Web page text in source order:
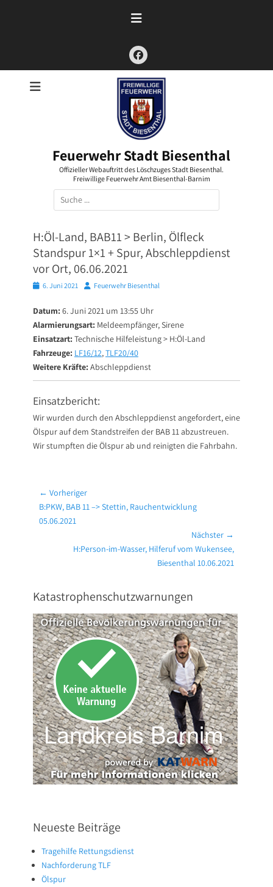
Facebook
Feuerwehr Stadt Biesenthal
Offizieller Webauftritt des Löschzuges Stadt Biesenthal.
Freiwillige Feuerwehr Amt Biesenthal-Barnim
Suchen
nach:
H:Öl-Land, BAB11 > Berlin, Ölfleck
Standspur 1×1 + Spur, Abschleppdienst
vor Ort, 06.06.2021
Posted6. Juni 2021 AutorFeuerwehr Biesenthal
Datum: 6. Juni 2021 um 13:55 Uhr
Alarmierungsart: Meldeempfänger, Sirene
Einsatzart: Technische Hilfeleistung > H:Öl-Land
Fahrzeuge: LF16/12,TLF20/40
Weitere Kräfte: Abschleppdienst
Einsatzbericht:
Wir wurden durch den Abschleppdienst angefordert, eine
Ölspur auf dem Standstreifen der BAB 11 abzustreuen.
Wir stumpften die Ölspur ab und reinigten die Fahrbahn.
Beitragsnavigation
← Vorheriger
Vorheriger
Beitrag:
B:PKW, BAB 11 –> Stettin, Rauchentwicklung
05.06.2021
Nächster →
H:Person-im-Wasser, Hilferuf vom Wukensee,
Biesenthal 10.06.2021
Katastrophenschutzwarnungen
Neueste Beiträge
Tragehilfe Rettungsdienst
Nachforderung TLF
Ölspur